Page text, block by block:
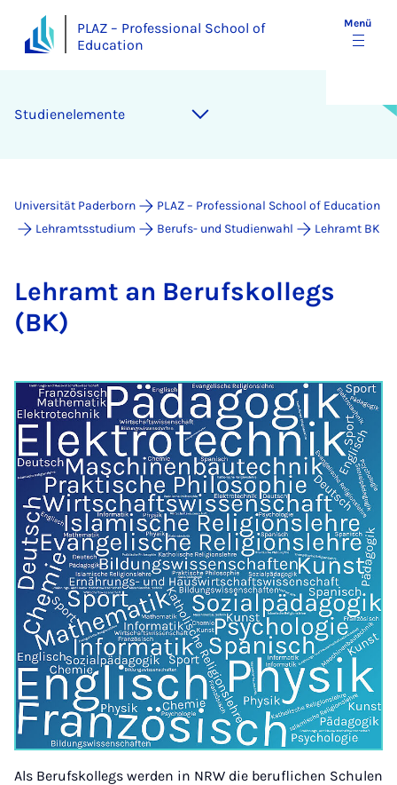
PLAZ – Professional School of
Education
Menü
Studienelemente
Universität Paderborn
PLAZ – Professional School of Education
Lehramtsstudium
Berufs- und Studienwahl Lehramt BK
Lehr­amt an Be­rufs­kol­legs
(BK)
Als Berufskollegs werden in NRW die beruflichen Schulen